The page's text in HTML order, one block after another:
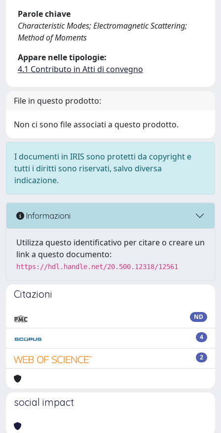
Parole chiave
Characteristic Modes; Electromagnetic Scattering;
Method of Moments
Appare nelle tipologie:
4.1 Contributo in Atti di convegno
File in questo prodotto:
Non ci sono file associati a questo prodotto.
I documenti in IRIS sono protetti da copyright e
tutti i diritti sono riservati, salvo diversa
indicazione.
Informazioni
Utilizza questo identificativo per citare o creare un
link a questo documento:
https://hdl.handle.net/20.500.12318/12561
Citazioni
ND
4
2
social impact